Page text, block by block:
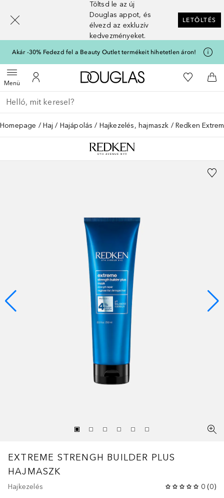
Töltsd le az új
Douglas appot, és
élvezd az exkluzív
kedvezményeket.
LETÖLTÉS
Akár -30% Fedezd fel a Beauty Outlet termékeit hihetetlen áron!
MenüMenü megnyitása
A fiókomhoz
A Douglas Főoldalra
A
Menj vissza
Keresés végrehajtása
Homepage Haj Hajápolás Hajkezelés, hajmaszk Redken
EXTREME STRENGH BUILDER PLUS
HAJMASZK
Hajkezelés 0 (0)
[navigation.slideout.screenreader]